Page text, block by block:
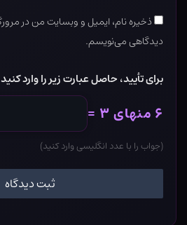
ذخیره نام، ایمیل و وبسایت من در
دیدگاهی می‌نویسم.
برای تأیید، حاصل عبارت زیر را وارد کنید
۶ منهای ۳ =
(جواب را با عدد انگلیسی وارد کنید)